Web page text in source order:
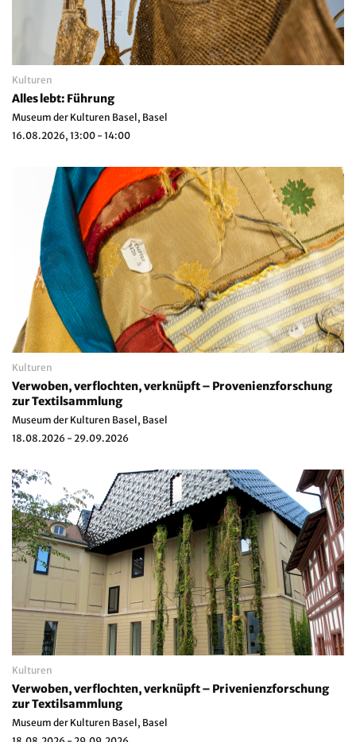
Kulturen
Alles lebt: Führung
Museum der Kulturen Basel, Basel
16.08.2026, 13:00 - 14:00
Kulturen
Verwoben, verflochten, verknüpft – Provenienzforschung
zur Textilsammlung
Museum der Kulturen Basel, Basel
18.08.2026 - 29.09.2026
Kulturen
Verwoben, verflochten, verknüpft – Privenienzforschung
zur Textilsammlung
Museum der Kulturen Basel, Basel